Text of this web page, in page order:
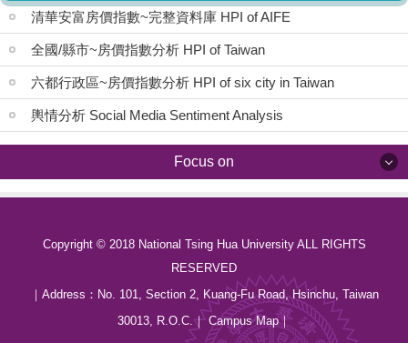
清華安富房價指數~完整資料庫 HPI of AIFE
全國/縣市~房價指數分析 HPI of Taiwan
六都行政區~房價指數分析 HPI of six city in Taiwan
輿情分析 Social Media Sentiment Analysis
Focus on
Focus on
最新消息 News
關於我們 About us
Copyright © 2018 National Tsing Hua University ALL RIGHTS
RESERVED
｜Address： No. 101, Section 2, Kuang-Fu Road, Hsinchu, Taiwan
30013, R.O.C.｜ Campus Map｜